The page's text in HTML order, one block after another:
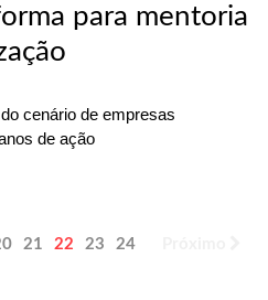
para mentoria
cenário de empresas
de ação
21 22 23 24